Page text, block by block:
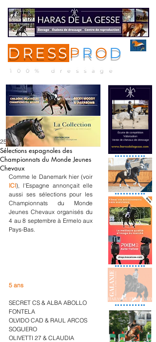
DRESS P R O D
100% dressage
Sélections espagnoles des
Championnats du Monde Jeunes
Chevaux
25 juil. 2024
ICI), l'Espagne annonçait elle
aussi ses sélections pour les
Championnats du Monde
Jeunes Chevaux organisés du
4 au 8 septembre à Ermelo aux
Pays-Bas.
5 ans
SECRET CS & ALBA ABOLLO
FONTELA
OLVIDO CAD & RAUL ARCOS
SOGUERO
OLIVETTI 27 & CLAUDIA